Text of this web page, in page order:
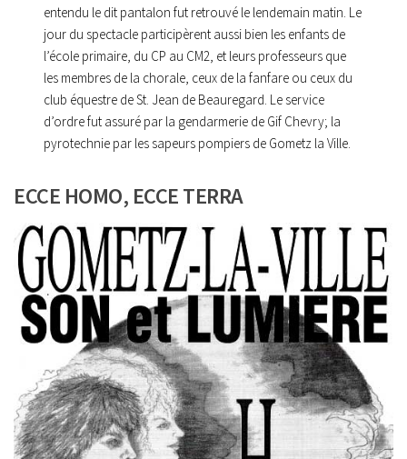
entendu le dit pantalon fut retrouvé le lendemain matin. Le
jour du spectacle participèrent aussi bien les enfants de
l’école primaire, du CP au CM2, et leurs professeurs que
les membres de la chorale, ceux de la fanfare ou ceux du
club équestre de St. Jean de Beauregard. Le service
d’ordre fut assuré par la gendarmerie de Gif Chevry; la
pyrotechnie par les sapeurs pompiers de Gometz la Ville.
ECCE HOMO, ECCE TERRA